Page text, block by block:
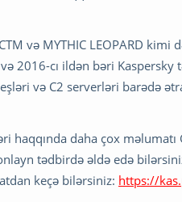
və MYTHIC LEOPARD
və 2016-cı ildən bəri
və C2 serverləri barədə
haqqında daha çox
tədbirdə əldə edə
keçə bilərsiniz: https://